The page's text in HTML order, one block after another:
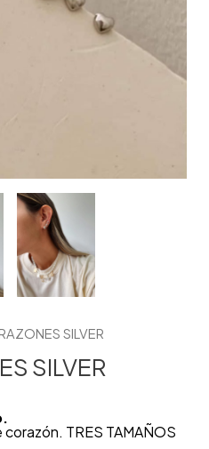
SILVER
SILVER
TRES TAMAÑOS